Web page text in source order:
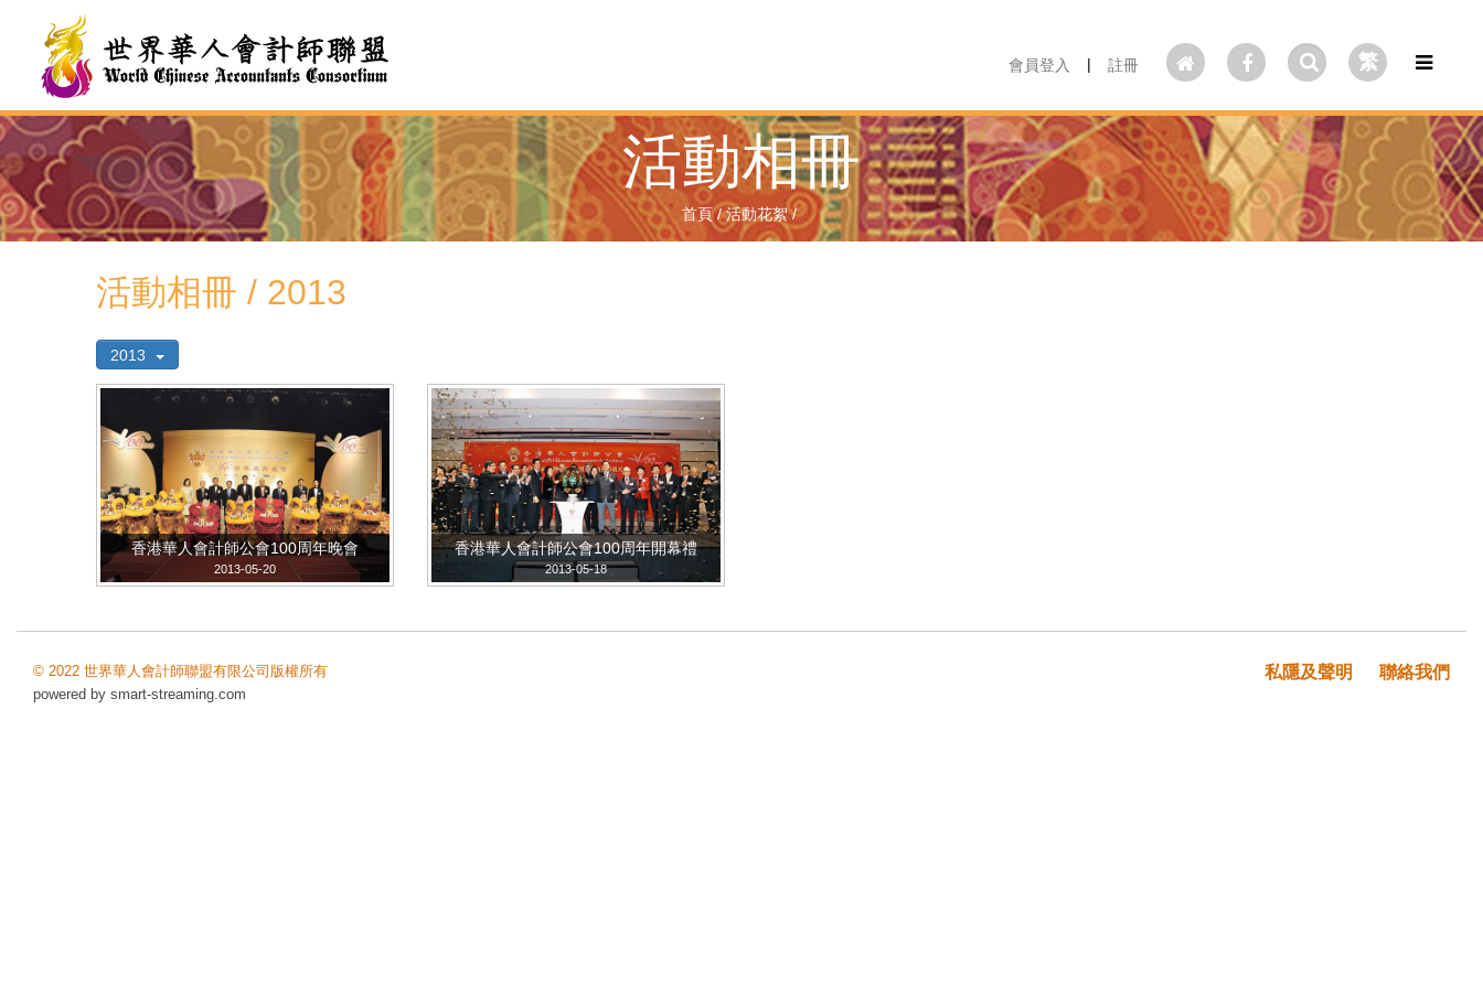
繁
會員登入 | 註冊
活動相冊
首頁/活動花絮/
活動相冊 / 2013
2013
香港華人會計師公會100周年晚會
2013-05-20
香港華人會計師公會100周年開幕禮
2013-05-18
© 2022 世界華人會計師聯盟有限公司版權所有
powered by smart-streaming.com
私隱及聲明 聯絡我們